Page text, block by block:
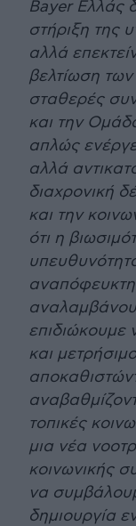
Bayer Ελλάς
στήριξη της
αλλά
βελτίωση
σταθερές
και την
απλώς
αλλά
διαχρονική
και την
ότι η
επιδιώκουμε
και
τοπικές
μια νέα
κοινωνικής
να
δημιουργία